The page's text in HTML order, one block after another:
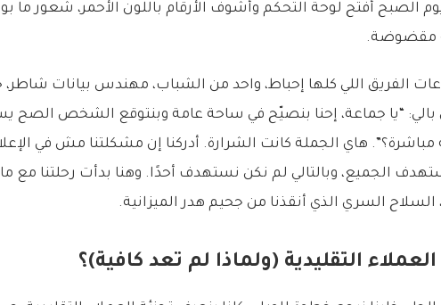
الصبح أفتح لوحة التحكم وأشوف الأرقام باللون الأحمر، شعور ما
مقضوضة.
الفريق اللي كلها إحباط، واحد من الشباب، مهندس بيانات
بالي: “يا جماعة، إحنا بنصيّح في ساحة عامة وبنتوقع الشخص الصح
مباشرة؟”. هاي الجملة كانت الشرارة. أدركنا إن مشكلتنا مش في
الجميع، وبالتالي لم نكن نستهدف أحدًا. وهنا بدأت رحلتنا مع
السلاح السري الذي أنقذنا من جحيم هدر الميزانية.
التقليدية (ولماذا لم تعد كافية)؟